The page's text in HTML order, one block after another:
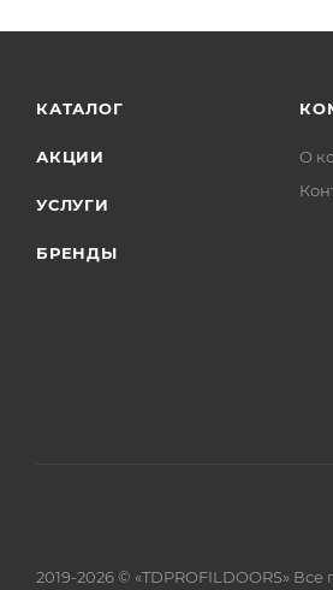
КАТАЛОГ
АКЦИИ
УСЛУГИ
БРЕНДЫ
О
2019-2026 © «TDPROFILDOORS»